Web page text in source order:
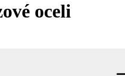
oceli